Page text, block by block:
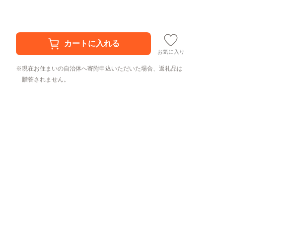
お気に入り
現在お住まいの自治体へ寄附申込いただいた場合、返礼品は
贈答されません。